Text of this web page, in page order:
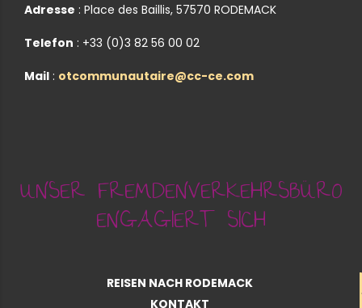
Adresse : Place des Baillis, 57570 RODEMACK
Telefon : +33 (0)3 82 56 00 02
Mail : otcommunautaire@cc-ce.com
UNSER FREMDENVERKEHRSBÜRO
ENGAGIERT SICH
REISEN NACH RODEMACK
KONTAKT